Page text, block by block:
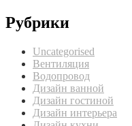
Рубрики
Uncategorised
Вентиляция
Водопровод
Дизайн ванной
Дизайн гостиной
Дизайн интерьера